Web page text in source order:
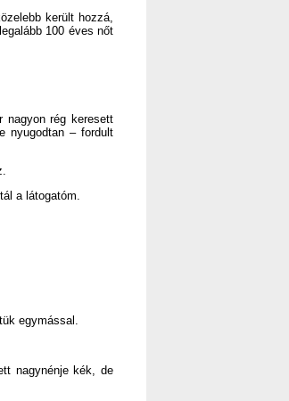
került hozzá,
100 éves nőt
nagyon rég keresett
nyugodtan – fordult
a látogatóm.
egymással.
nagynénje kék, de